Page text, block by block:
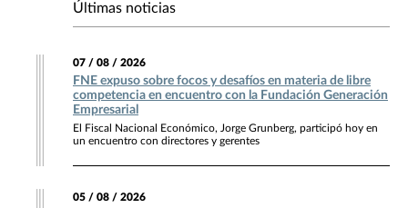
Últimas noticias
07 / 08 / 2026
FNE expuso sobre focos y desafíos en materia de libre
competencia en encuentro con la Fundación Generación
Empresarial
El Fiscal Nacional Económico, Jorge Grunberg, participó hoy en
un encuentro con directores y gerentes
05 / 08 / 2026